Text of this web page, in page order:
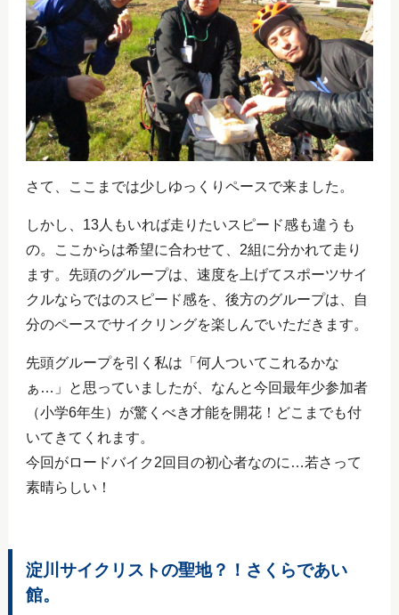
さて、ここまでは少しゆっくりペースで来ました。
しかし、13人もいれば走りたいスピード感も違うも
の。ここからは希望に合わせて、2組に分かれて走り
ます。先頭のグループは、速度を上げてスポーツサイ
クルならではのスピード感を、後方のグループは、自
分のペースでサイクリングを楽しんでいただきます。
先頭グループを引く私は「何人ついてこれるかな
ぁ…」と思っていましたが、なんと今回最年少参加者
（小学6年生）が驚くべき才能を開花！どこまでも付
いてきてくれます。
今回がロードバイク2回目の初心者なのに…若さって
素晴らしい！
淀川サイクリストの聖地？！さくらであい
館。